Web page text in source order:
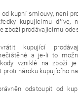
kupní smlouvy, není
kupujícímu dříve,
zboží prodávajícímu
kupující
a je-li to
vzniklé na zboží je
nároku kupujícího
odstoupit od